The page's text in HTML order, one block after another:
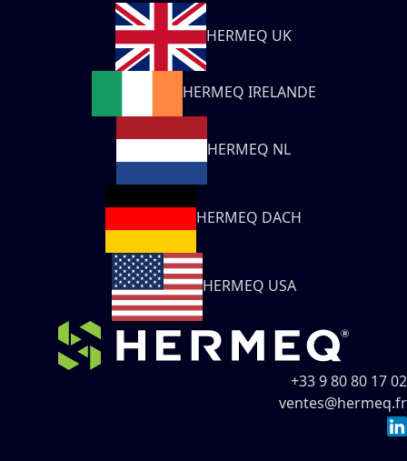
HERMEQ UK
HERMEQ IRELANDE
HERMEQ NL
HERMEQ DACH
HERMEQ USA
+33 9 80 80 17 02
ventes@hermeq.fr